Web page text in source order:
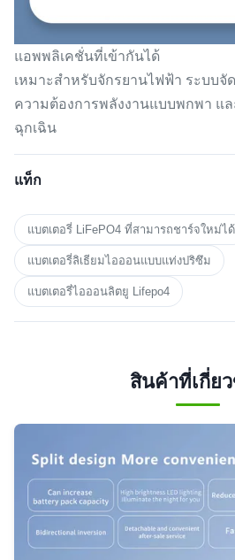
แอพพลิเคชั่นที่เข้ากันได้
เหมาะสำหรับจักรยานไฟฟ้า ระบบจั
ความต้องการพลังงานแบบพกพา แ
ฉุกเฉิน
แท็ก
แบตเตอรี่ LiFePO4 ที่สามารถชาร์จใหม่ได้
แบตเตอรี่ลิเธียมไอออนแบบแท่งปริซึม
แบตเตอรี่ไอออนลิตยู Lifepo4
สินค้าที่เกี่ย